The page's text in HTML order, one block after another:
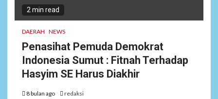
2 min read
DAERAH NEWS
Penasihat Pemuda Demokrat
Indonesia Sumut : Fitnah Terhadap
Hasyim SE Harus Diakhir
8 bulan ago redaksi